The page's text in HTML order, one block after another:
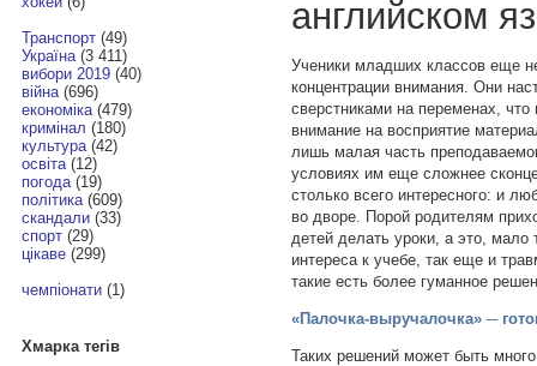
Транспорт(49)
Україна(3 411)
вибори 2019(40)
війна(696)
економіка(479)
кримінал (180)
культура(42)
освіта(12)
погода(19)
політика(609)
скандали(33)
спорт(29)
цікаве(299)
чемпіонати(1)
Хмарка тегів
английском
Ученики младших классов еще
концентрации внимания. Они
сверстниками на переменах,
внимание на восприятие
лишь малая часть
условиях им еще сложнее
столько всего интересного: и
во дворе. Порой родителям
детей делать уроки, а это, мало
интереса к учебе, так еще и
такие есть более гуманное
«Палочка-выручалочка» ─
Таких решений может быть